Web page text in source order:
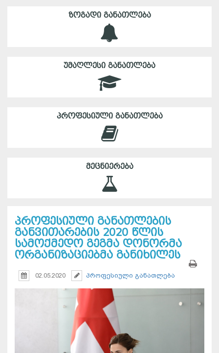
ᲖᲝᲒᲐᲓᲘ ᲒᲐᲜᲐᲗᲚᲔᲑᲐ
ᲣᲛᲐᲦᲚᲔᲡᲘ ᲒᲐᲜᲐᲗᲚᲔᲑᲐ
ᲞᲠᲝᲤᲔᲡᲘᲣᲚᲘ ᲒᲐᲜᲐᲗᲚᲔᲑᲐ
ᲛᲔᲪᲜᲘᲔᲠᲔᲑᲐ
პროფესიული განათლების
განვითარების 2020 წლის
სამოქმედო გეგმა დონორმა
ორგანიზაციებმა განიხილეს
02.05.2020 პროფესიული განათლება